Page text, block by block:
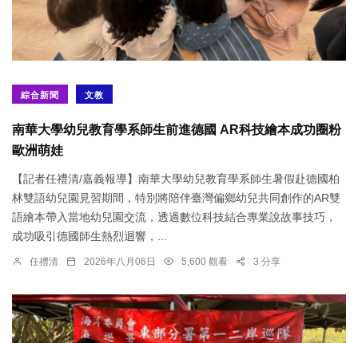
綜合新聞 文教
南華大學幼兒教育學系師生前進德國 AR科技繪本成功圈粉
歐洲萌娃
【記者任禮清/嘉義報導】南華大學幼兒教育學系師生暑假赴德國柏
林雙語幼兒園見習期間，特別將陪伴臺灣偏鄉幼兒共同創作的AR雙
語繪本帶入當地幼兒園交流，透過數位科技結合專業說故事技巧，
成功吸引德國師生熱烈迴響，...
任禮清 2026年八月06日 5,600 觀看 3 分享